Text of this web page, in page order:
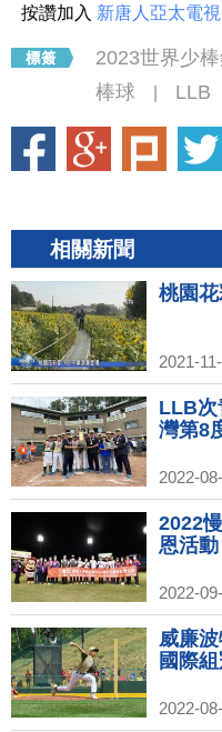
按讚加入 新唐人亞太電
2023世界少
棒球 LLB
相關新聞
桃園
2021-
LLB次
灣第8
2022-
2022
恩活動
2022-
威廉
國際
2022-